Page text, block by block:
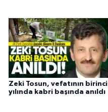
Zeki Tosun, vefatının birinci
yılında kabri başında anıldı